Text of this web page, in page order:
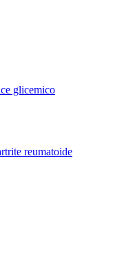
glicemico
reumatoide